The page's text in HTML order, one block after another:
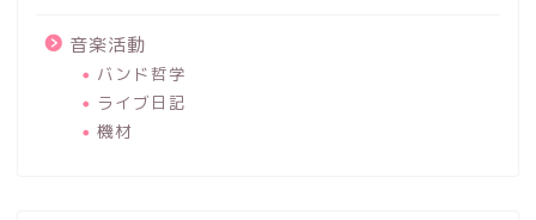
音楽活動
バンド哲学
ライブ日記
機材